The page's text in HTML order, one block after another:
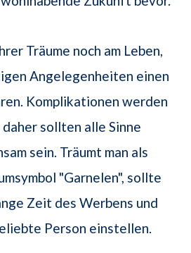
Träume noch am Leben,
Angelegenheiten einen
Komplikationen werden
sollten alle Sinne
sein. Träumt man als
"Garnelen", sollte
Zeit des Werbens und
Person einstellen.